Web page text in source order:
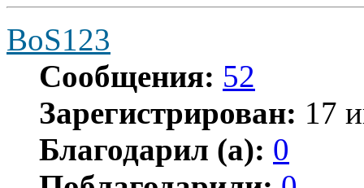
BoS123
Сообщения: 52
Зарегистрирован: 17
Благодарил (а): 0